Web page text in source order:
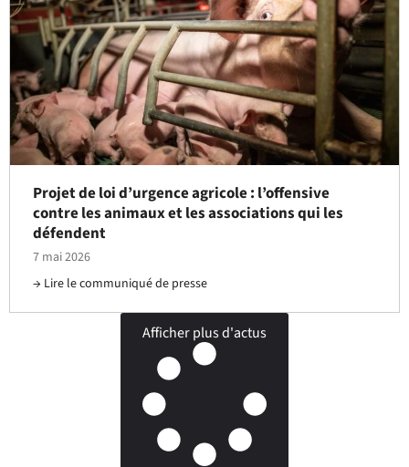
Projet de loi d’urgence agricole : l’offensive
contre les animaux et les associations qui les
défendent
7 mai 2026
Lire le communiqué de presse
Afficher plus d'actus